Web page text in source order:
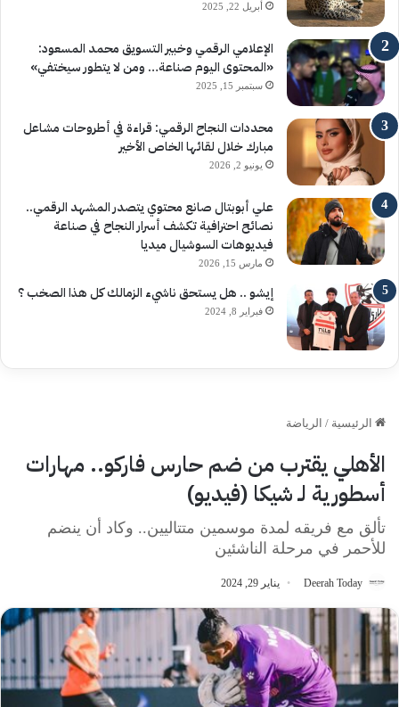
أبريل 22, 2025
الإعلامي الرقمي وخبير التسويق محمد المسعود:
«المحتوى اليوم صناعة… ومن لا يتطور سيختفي»
سبتمبر 15, 2025
محددات النجاح الرقمي: قراءة في أطروحات مشاعل
مبارك خلال لقائها الخاص الأخير
يونيو 2, 2026
علي أبوبتال صانع محتوي يتصدر المشهد الرقمي..
نصائح احترافية تكشف أسرار النجاح في صناعة
فيديوهات السوشيال ميديا
مارس 15, 2026
إيشو .. هل يستحق ناشيء الزمالك كل هذا الصخب ؟
فبراير 8, 2024